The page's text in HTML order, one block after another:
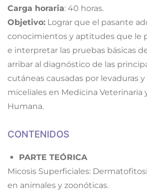
Carga horaria: 40 horas.
Objetivo: Lograr que el pasante
conocimientos y aptitudes que le
e interpretar las pruebas básicas
arribar al diagnóstico de las
cutáneas causadas por levaduras
miceliales en Medicina Veterinaria
Humana.
CONTENIDOS
PARTE TEÓRICA
Micosis Superficiales:
en animales y zoonóticas.